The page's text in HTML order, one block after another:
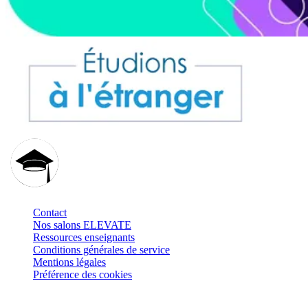
Contact
Nos salons ELEVATE
Ressources enseignants
Conditions générales de service
Mentions légales
Préférence des cookies